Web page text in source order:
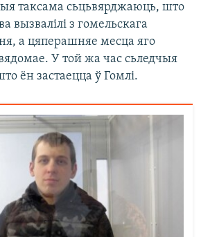
таксама сьцьвярджаюць, што
вызвалілі з гомельскага
а цяперашняе месца яго
У той жа час сьледчыя
ён застаецца ў Гомлі.